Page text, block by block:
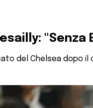
del Chelsea dopo